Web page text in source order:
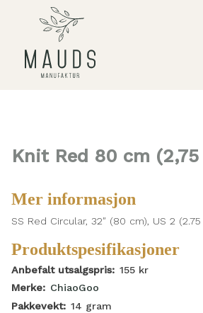
Knit Red 80 cm
Mer informasjon
SS Red Circular, 32″ (80 cm), US 2
Produktspesifikasjoner
Anbefalt utsalgspris: 155 kr
Merke: ChiaoGoo
Pakkevekt: 14 gram